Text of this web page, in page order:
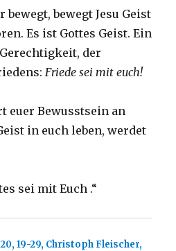
bewegt Jesu Geist
Es ist Gottes Geist. Ein
der
Friede sei mit euch!
euer Bewusstsein an
in euch leben, werdet
sei mit Euch .“
19-29, Christoph Fleischer,